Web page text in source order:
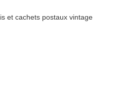
et cachets postaux vintage